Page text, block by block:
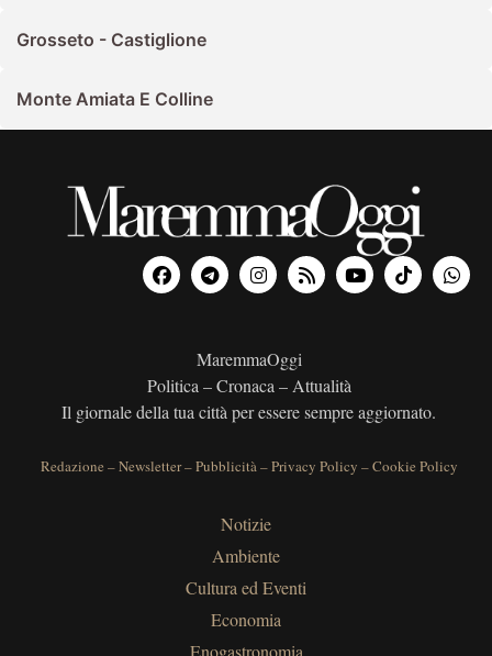
Grosseto - Castiglione
Monte Amiata E Colline
MaremmaOggi
Politica – Cronaca – Attualità
Il giornale della tua città per essere sempre aggiornato.
Redazione –Newsletter–Pubblicità–Privacy Policy –Cookie Policy
Notizie
Ambiente
Cultura ed Eventi
Economia